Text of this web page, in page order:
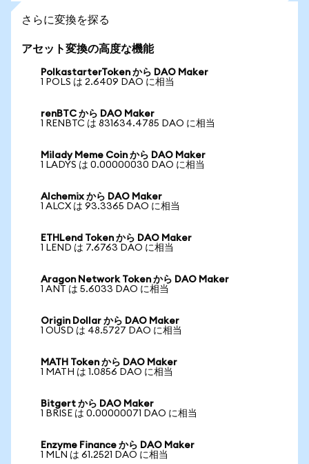
さらに変換を探る
アセット変換の高度な機能
PolkastarterToken から DAO Maker
1 POLS は 2.6409 DAO に相当
renBTC から DAO Maker
1 RENBTC は 831634.4785 DAO に相当
Milady Meme Coin から DAO Maker
1 LADYS は 0.00000030 DAO に相当
Alchemix から DAO Maker
1 ALCX は 93.3365 DAO に相当
ETHLend Token から DAO Maker
1 LEND は 7.6763 DAO に相当
Aragon Network Token から DAO Maker
1 ANT は 5.6033 DAO に相当
Origin Dollar から DAO Maker
1 OUSD は 48.5727 DAO に相当
MATH Token から DAO Maker
1 MATH は 1.0856 DAO に相当
Bitgert から DAO Maker
1 BRISE は 0.00000071 DAO に相当
Enzyme Finance から DAO Maker
1 MLN は 61.2521 DAO に相当